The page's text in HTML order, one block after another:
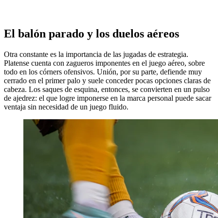
El balón parado y los duelos aéreos
Otra constante es la importancia de las jugadas de estrategia.
Platense cuenta con zagueros imponentes en el juego aéreo, sobre
todo en los córners ofensivos. Unión, por su parte, defiende muy
cerrado en el primer palo y suele conceder pocas opciones claras de
cabeza. Los saques de esquina, entonces, se convierten en un pulso
de ajedrez: el que logre imponerse en la marca personal puede sacar
ventaja sin necesidad de un juego fluido.